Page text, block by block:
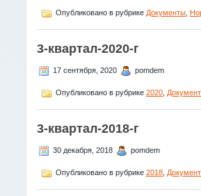
Опубликовано в рубрике Документы
3-квартал-2020-г
17 сентября, 2020 pomdem
Опубликовано в рубрике 2020
3-квартал-2018-г
30 декабря, 2018 pomdem
Опубликовано в рубрике 2018